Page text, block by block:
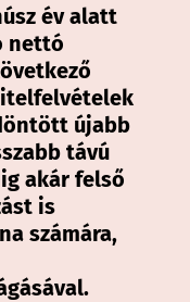
év alatt
nettó
újabb
távú
akár felső
is
számára,